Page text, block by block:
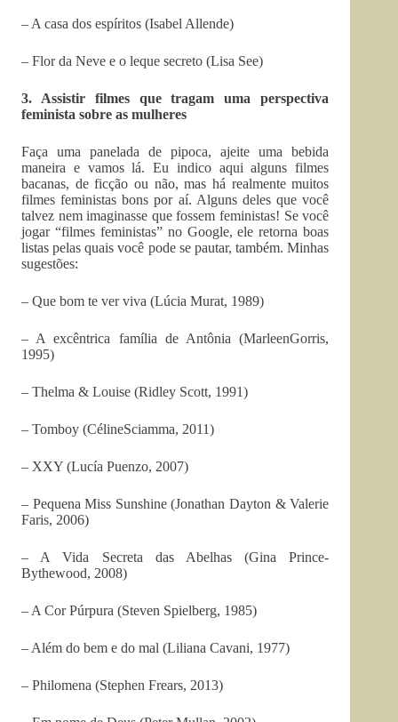
– A casa dos espíritos (Isabel Allende)
– Flor da Neve e o leque secreto (Lisa See)
3. Assistir filmes que tragam uma perspectiva
feminista sobre as mulheres
Faça uma panelada de pipoca, ajeite uma bebida
maneira e vamos lá. Eu indico aqui alguns filmes
bacanas, de ficção ou não, mas há realmente muitos
filmes feministas bons por aí. Alguns deles que você
talvez nem imaginasse que fossem feministas! Se você
jogar “filmes feministas” no Google, ele retorna boas
listas pelas quais você pode se pautar, também. Minhas
sugestões:
– Que bom te ver viva (Lúcia Murat, 1989)
– A excêntrica família de Antônia (MarleenGorris,
1995)
– Thelma & Louise (Ridley Scott, 1991)
– Tomboy (CélineSciamma, 2011)
– XXY (Lucía Puenzo, 2007)
– Pequena Miss Sunshine (Jonathan Dayton & Valerie
Faris, 2006)
– A Vida Secreta das Abelhas (Gina Prince-
Bythewood, 2008)
– A Cor Púrpura (Steven Spielberg, 1985)
– Além do bem e do mal (Liliana Cavani, 1977)
– Philomena (Stephen Frears, 2013)